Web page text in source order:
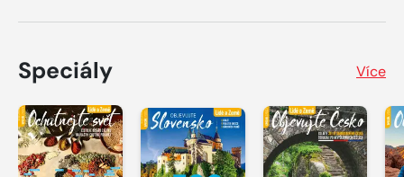
Speciály Více